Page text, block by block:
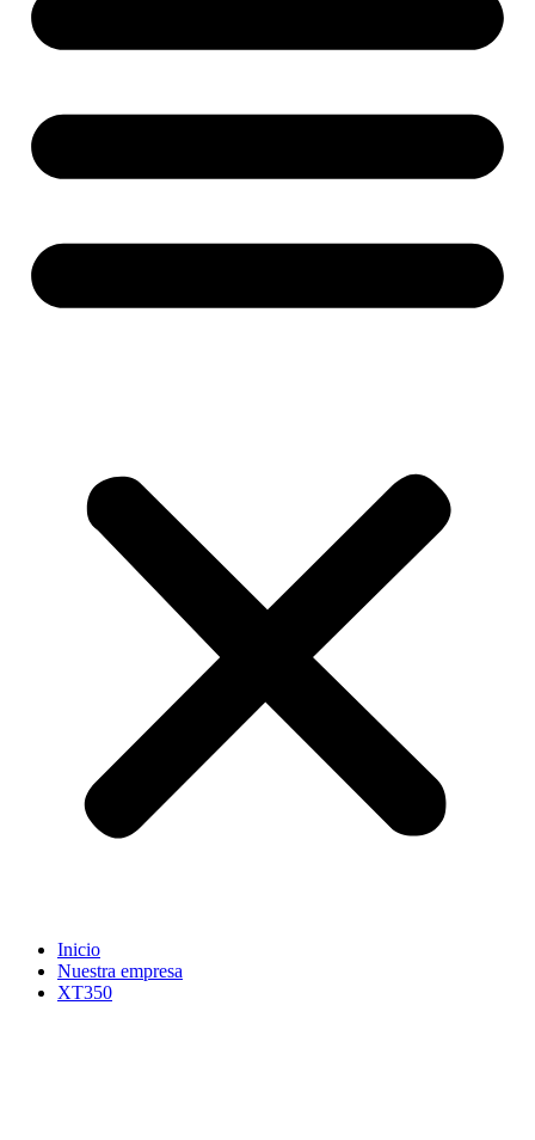
Inicio
Nuestra empresa
XT350